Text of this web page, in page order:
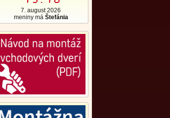
7. august 2026
meniny má Štefánia